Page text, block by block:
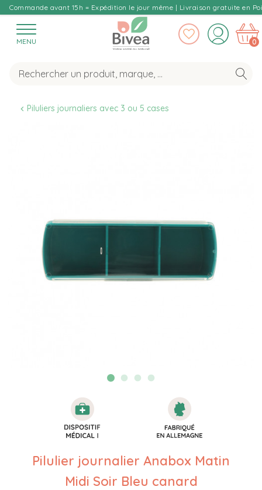
Commande avant 15h = Expédition le jour même | Livraison gratuite en
MENU 0
Piluliers journaliers avec 3 ou 5 cases
Pilulier journalier Anabox Matin
Midi Soir Bleu canard